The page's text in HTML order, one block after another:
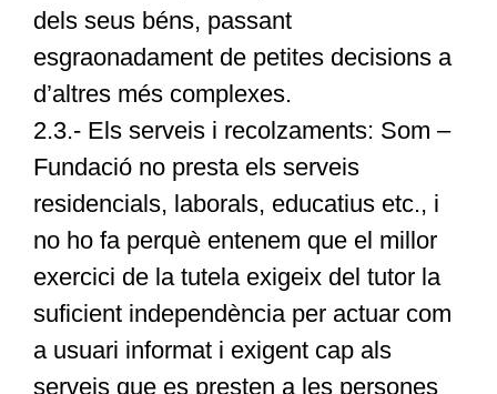
dels seus béns, passant
esgraonadament de petites decisions a
d’altres més complexes.
2.3.- Els serveis i recolzaments: Som –
Fundació no presta els serveis
residencials, laborals, educatius etc., i
no ho fa perquè entenem que el millor
exercici de la tutela exigeix del tutor la
suficient independència per actuar com
a usuari informat i exigent cap als
serveis que es presten a les persones